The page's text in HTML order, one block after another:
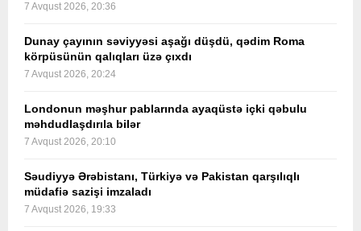
7 Avqust 2026, 20:36
Dunay çayının səviyyəsi aşağı düşdü, qədim Roma
körpüsünün qalıqları üzə çıxdı
7 Avqust 2026, 20:24
Londonun məşhur pablarında ayaqüstə içki qəbulu
məhdudlaşdırıla bilər
7 Avqust 2026, 20:10
Səudiyyə Ərəbistanı, Türkiyə və Pakistan qarşılıqlı
müdafiə sazişi imzaladı
7 Avqust 2026, 19:33